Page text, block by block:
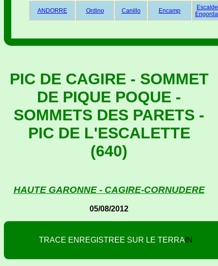
ANDORRE Ordino Canillo Encamp
PIC DE CAGIRE - SOMMET
DE PIQUE POQUE -
SOMMETS DES PARETS -
PIC DE L'ESCALETTE
(640)
HAUTE GARONNE - CAGIRE-CORNUDERE
05/08/2012
TRACE EN REG STREE SUR LE TERRA N